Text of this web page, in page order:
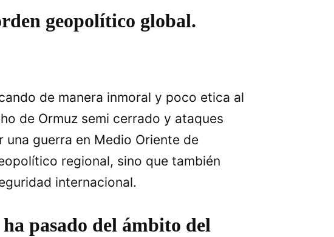
geopolítico global.
de manera inmoral y poco etica al
de Ormuz semi cerrado y ataques
guerra en Medio Oriente de
regional, sino que también
internacional.
pasado del ámbito del